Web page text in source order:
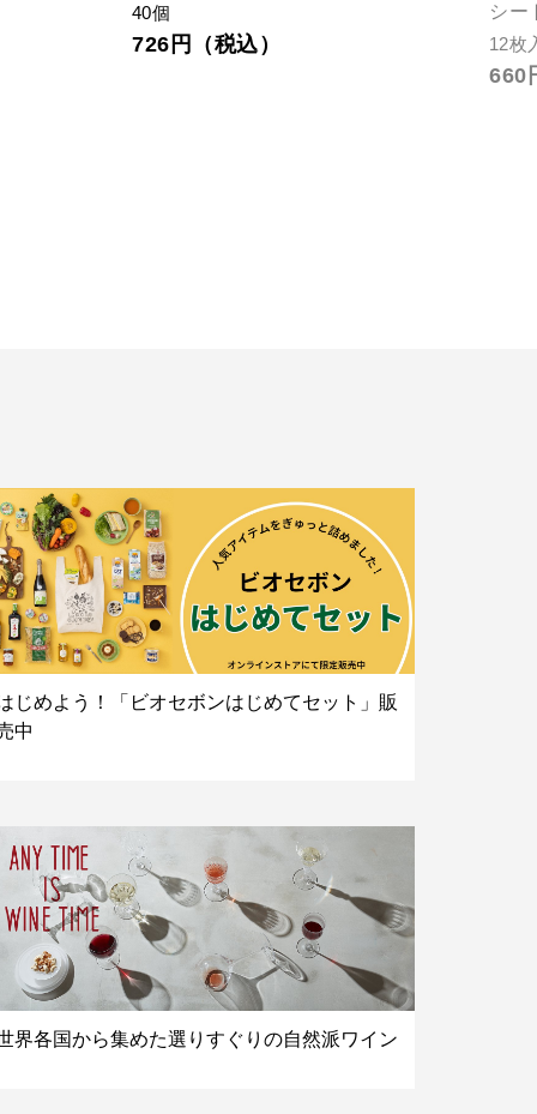
40個
726円（税込）
シー
12枚
660
じめよう！「ビオセボンはじめてセット」販
中
界各国から集めた選りすぐりの自然派ワイン